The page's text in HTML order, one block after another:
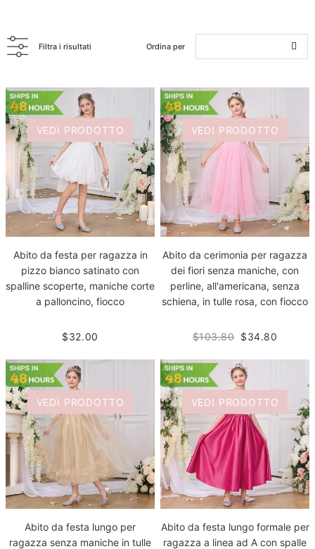
Filtra i risultati Ordina per
VEDI PRODOTTO
Abito da festa per ragazza in
pizzo bianco satinato con
spalline scoperte, maniche corte
a palloncino, fiocco
$32.00
VEDI PRODOTTO
Abito da cerimonia per ragazza
dei fiori senza maniche, con
perline, all'americana, senza
schiena, in tulle rosa, con fiocco
$103.80 $34.80
VEDI PRODOTTO
Abito da festa lungo per
ragazza senza maniche in tulle
VEDI PRODOTTO
Abito da festa lungo formale per
ragazza a linea ad A con spalle